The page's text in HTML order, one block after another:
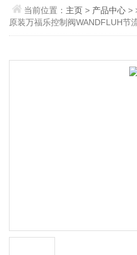
当前位置： 主页> 产品中心 >
原装万福乐控制阀WANDFLUH节